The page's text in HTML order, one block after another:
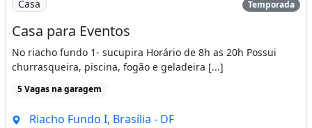
Casa Temporada
Casa para Eventos
No riacho fundo 1- sucupira Horário de 8h as 20h Possui
churrasqueira, piscina, fogão e geladeira [...]
5 Vagas na garagem
Riacho Fundo I, Brasília - DF